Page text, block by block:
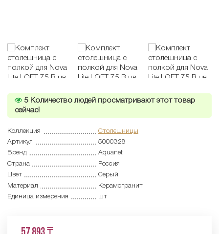
5 Количество людей просматривают этот товар
сейчас!
Коллекция
Столешницы
Артикул
5000328
Бренд
Aquanet
Страна
Россия
Цвет
Серый
Материал
Керамогранит
Единица измерения
шт